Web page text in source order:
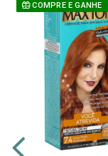
COMPRE E GANHE